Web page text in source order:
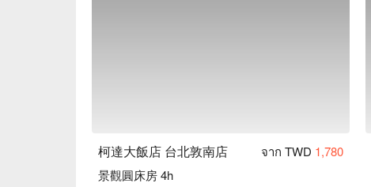
柯達大飯店 台北敦南店 จาก TWD 1,780
景觀圓床房 4h